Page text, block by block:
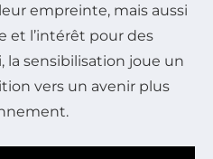
empreinte, mais aussi
et l’intérêt pour des
la sensibilisation joue un
vers un avenir plus